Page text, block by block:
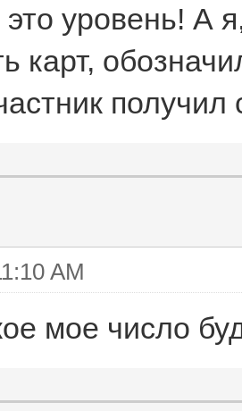
уровень! А
карт,
получил
AM
мое число